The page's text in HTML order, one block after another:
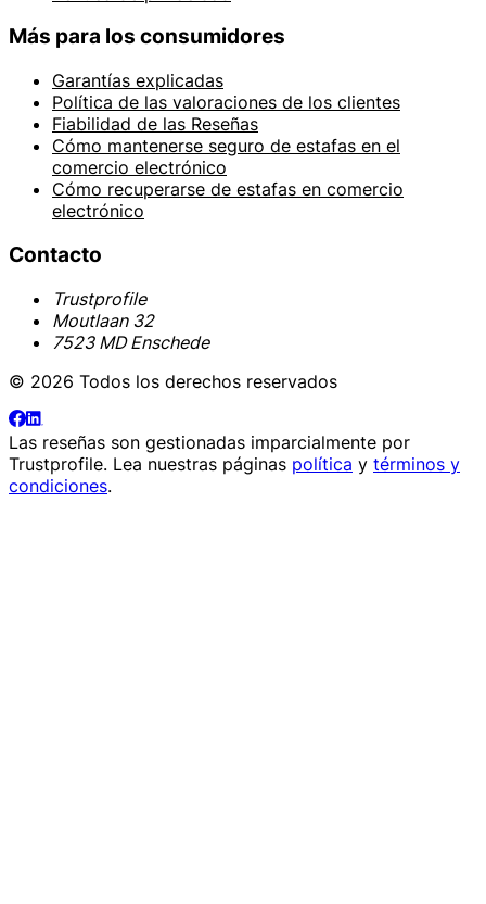
Más para los consumidores
Garantías explicadas
Política de las valoraciones de los clientes
Fiabilidad de las Reseñas
Cómo mantenerse seguro de estafas en el
comercio electrónico
Cómo recuperarse de estafas en comercio
electrónico
Contacto
Trustprofile
Moutlaan 32
7523 MD Enschede
© 2026 Todos los derechos reservados
Las reseñas son gestionadas imparcialmente por
Trustprofile. Lea nuestras páginas política y términos y
condiciones.